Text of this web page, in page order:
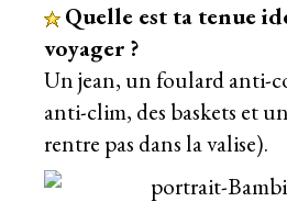
Quelle est ta tenue
voyager ?
Un jean, un foulard anti-
anti-clim, des baskets et
rentre pas dans la valise).